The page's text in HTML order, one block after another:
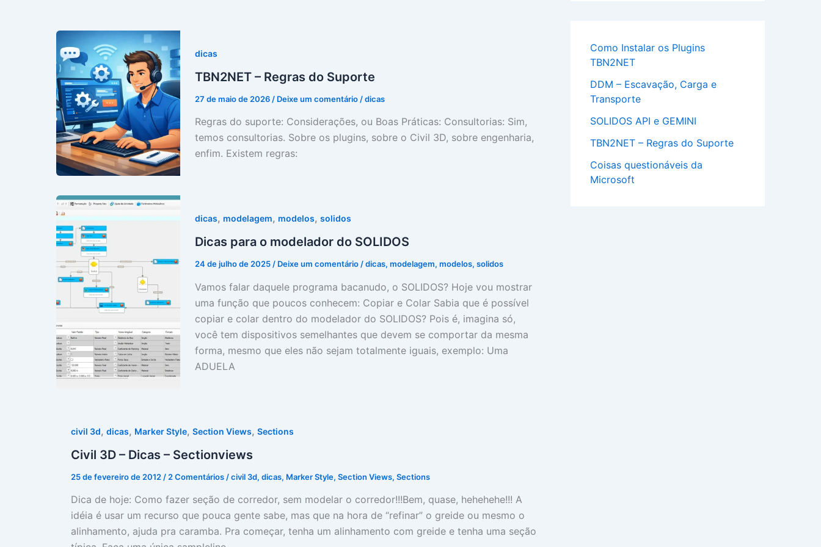
dicas
TBN2NET – Regras do Suporte
27 de maio de 2026 / Deixe um comentário /dicas
Regras do suporte: Considerações, ou Boas Práticas: Consultorias: Sim,
temos consultorias. Sobre os plugins, sobre o Civil 3D, sobre engenharia,
enfim. Existem regras:
dicas, modelagem, modelos, solidos
Dicas para o modelador do SOLIDOS
24 de julho de 2025 / Deixe um comentário /dicas, modelagem, modelos, solidos
Vamos falar daquele programa bacanudo, o SOLIDOS? Hoje vou mostrar
uma função que poucos conhecem: Copiar e Colar Sabia que é possível
copiar e colar dentro do modelador do SOLIDOS? Pois é, imagina só,
você tem dispositivos semelhantes que devem se comportar da mesma
forma, mesmo que eles não sejam totalmente iguais, exemplo: Uma
ADUELA
civil 3d, dicas, Marker Style, Section Views, Sections
Civil 3D – Dicas – Sectionviews
25 de fevereiro de 2012 / 2 Comentários /civil 3d, dicas, Marker Style, Section Views, Sections
Dica de hoje: Como fazer seção de corredor, sem modelar o corredor!!!Bem, quase, hehehehe!!! A
idéia é usar um recurso que pouca gente sabe, mas que na hora de “refinar” o greide ou mesmo o
alinhamento, ajuda pra caramba. Pra começar, tenha um alinhamento com greide e tenha uma seção
Como Instalar os Plugins
TBN2NET
DDM – Escavação, Carga e
Transporte
SOLIDOS API e GEMINI
TBN2NET – Regras do Suporte
Coisas questionáveis da
Microsoft